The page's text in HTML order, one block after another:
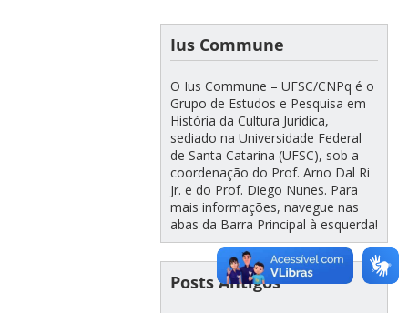
Ius Commune
O Ius Commune – UFSC/CNPq é o
Grupo de Estudos e Pesquisa em
História da Cultura Jurídica,
sediado na Universidade Federal
de Santa Catarina (UFSC), sob a
coordenação do Prof. Arno Dal Ri
Jr. e do Prof. Diego Nunes. Para
mais informações, navegue nas
abas da Barra Principal à esquerda!
Posts Antigos